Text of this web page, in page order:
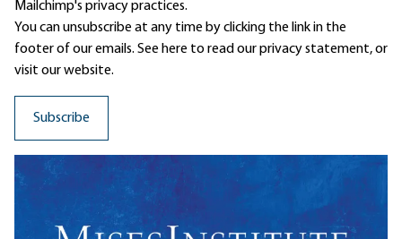
Mailchimp's privacy practices.
You can unsubscribe at any time by clicking the link in the
footer of our emails. See here to read ourprivacy statement, or
visit our website.